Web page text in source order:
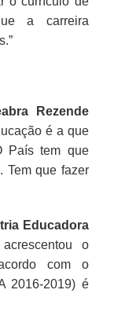
a carreira
Rezende
é a que
País tem que
Tem que fazer
Educadora
o
com o
2016-2019) é